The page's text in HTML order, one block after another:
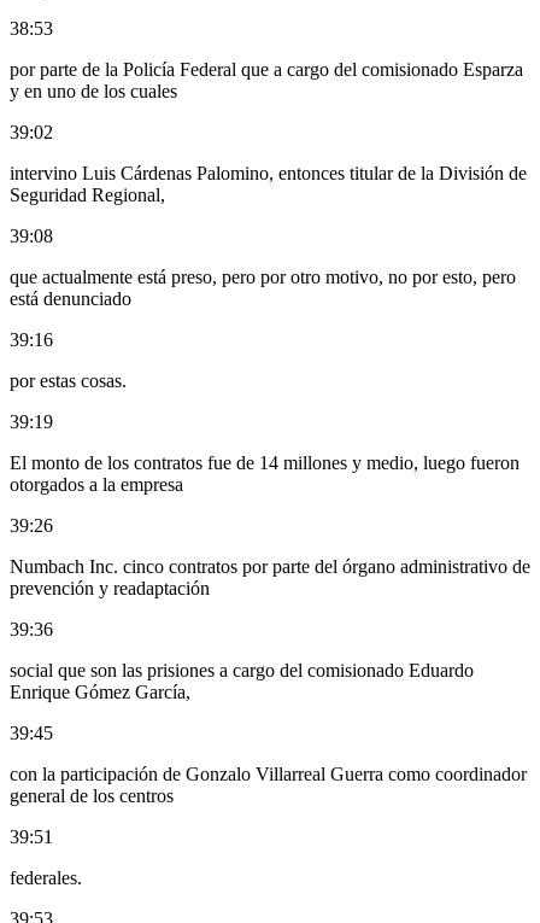
38:53
por parte de la Policía Federal que a cargo del comisionado Esparza
y en uno de los cuales
39:02
intervino Luis Cárdenas Palomino, entonces titular de la División de
Seguridad Regional,
39:08
que actualmente está preso, pero por otro motivo, no por esto, pero
está denunciado
39:16
por estas cosas.
39:19
El monto de los contratos fue de 14 millones y medio, luego fueron
otorgados a la empresa
39:26
Numbach Inc. cinco contratos por parte del órgano administrativo de
prevención y readaptación
39:36
social que son las prisiones a cargo del comisionado Eduardo
Enrique Gómez García,
39:45
con la participación de Gonzalo Villarreal Guerra como coordinador
general de los centros
39:51
federales.
39:53